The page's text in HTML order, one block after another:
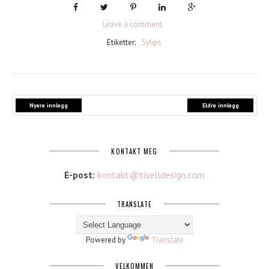
Leave a comment
Etiketter:
Sytips
Nyere innlegg Eldre innlegg
KONTAKT MEG
E-post: kontakt@tiselldesign.com
TRANSLATE
Powered by Translate
VELKOMMEN